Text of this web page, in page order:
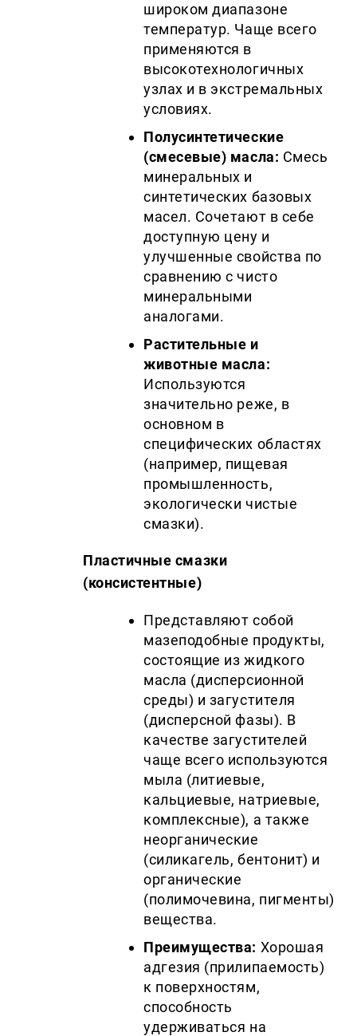
широком диапазоне
температур. Чаще всего
применяются в
высокотехнологичных
узлах и в экстремальных
условиях.
Полусинтетические
(смесевые) масла: Смесь
минеральных и
синтетических базовых
масел. Сочетают в себе
доступную цену и
улучшенные свойства по
сравнению с чисто
минеральными
аналогами.
Растительные и
животные масла:
Используются
значительно реже, в
основном в
специфических областях
(например, пищевая
промышленность,
экологически чистые
смазки).
Пластичные смазки
(консистентные)
Представляют собой
мазеподобные продукты,
состоящие из жидкого
масла (дисперсионной
среды) и загустителя
(дисперсной фазы). В
качестве загустителей
чаще всего используются
мыла (литиевые,
кальциевые, натриевые,
комплексные), а также
неорганические
(силикагель, бентонит) и
органические
(полимочевина, пигменты)
вещества.
Преимущества: Хорошая
адгезия (прилипаемость)
к поверхностям,
способность
удерживаться на